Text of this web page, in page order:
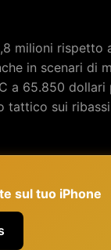
milioni rispetto
in scenari di
a 65.850 dollari
tattico sui
sul tuo iPhone